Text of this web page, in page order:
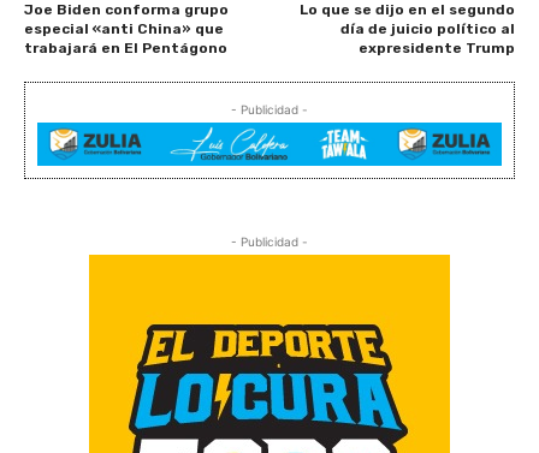
Joe Biden conforma grupo
especial «anti China» que
trabajará en El Pentágono
Lo que se dijo en el segundo
día de juicio político al
expresidente Trump
- Publicidad -
- Publicidad -